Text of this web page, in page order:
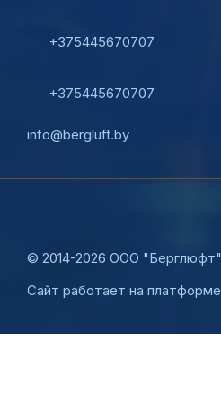
+375445670707
+375445670707
info@bergluft.by
© 2014-2026 ООО "Берглюфт"
Сайт работает на платформе